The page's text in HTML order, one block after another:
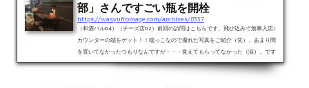
部」さんですごい瓶を開栓
https://wasyufromage.com/archives/8337
（和酒バル04）（チーズ店02）前回の訪問はこちらです。飛び込みで無事入店♪
カウンターの端をゲット！！端っこなので撮れた写真をご紹介（笑）。あまり間
を置いてなかったつもりなんですが・・・覚えてもらってなかった（涙）。です
がまぁ、それは私のおごりです。だって間３ヶ月空いちゃっているもんね（苦
笑）。その前の訪問が初回から空きすぎだったんですよ、単に（苦笑）。本日も